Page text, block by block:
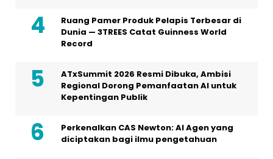
Ruang Pamer Produk Pelapis Terbesar di
Dunia — 3TREES Catat Guinness World
Record
ATxSummit 2026 Resmi Dibuka, Ambisi
Regional Dorong Pemanfaatan AI untuk
Kepentingan Publik
Perkenalkan CAS Newton: AI Agen yang
diciptakan bagi ilmu pengetahuan